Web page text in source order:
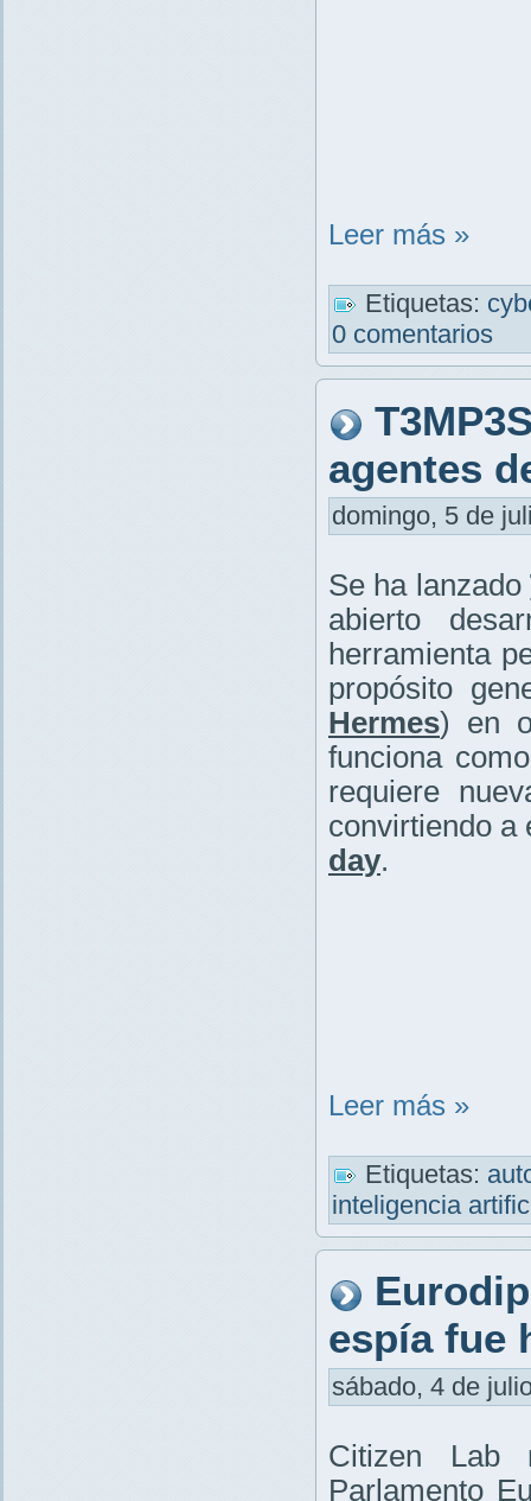
Leer más »
Etiquetas:
0 comentarios
agentes
domingo, 5 de
Se ha lanzado
abierto
herramienta
propósito
Hermes) en
funciona
requiere
convirtiendo a
day.
Leer más »
Etiquetas:
inteligencia
espía fue
sábado, 4 de
Citizen Lab
Parlamento